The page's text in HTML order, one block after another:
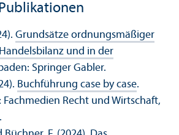
Grundsätze ordnungs­mäßiger
und in der
Springer Gabler.
Buchführung case by case.
Fach­medien Recht und Wirtschaft,